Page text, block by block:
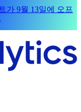
가 9월 13일에 오프